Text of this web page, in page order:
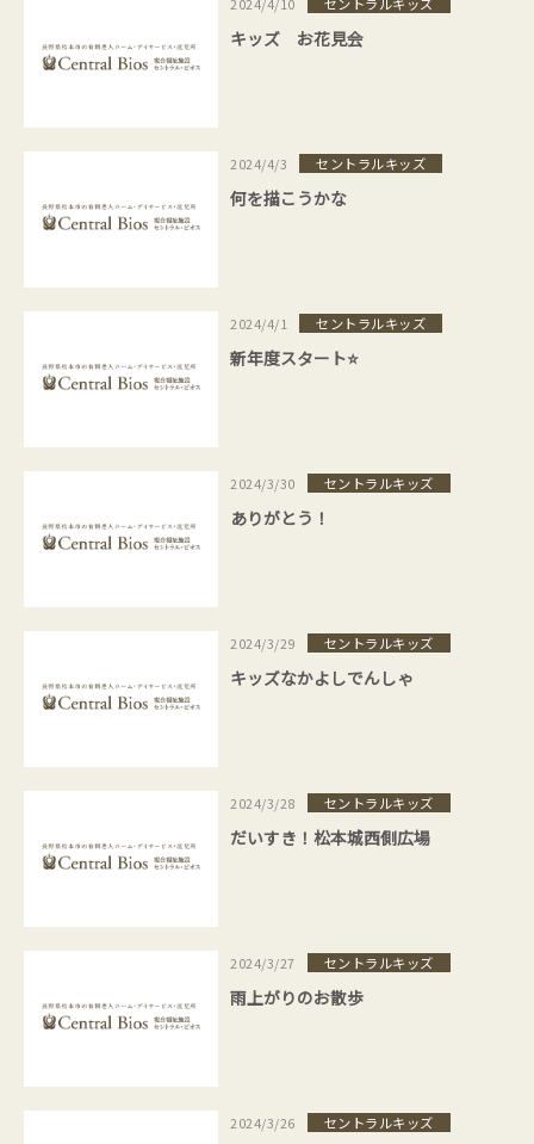
2024/4/10
キッズ お花見会
2024/4/3 セントラルキッズ
何を描こうかな
2024/4/1 セントラルキッズ
新年度スタート⭐
2024/3/30 セントラルキッズ
ありがとう！
2024/3/29 セントラルキッズ
キッズなかよしでんしゃ
2024/3/28 セントラルキッズ
だいすき！松本城西側広場
2024/3/27 セントラルキッズ
雨上がりのお散歩
2024/3/26 セントラルキッズ